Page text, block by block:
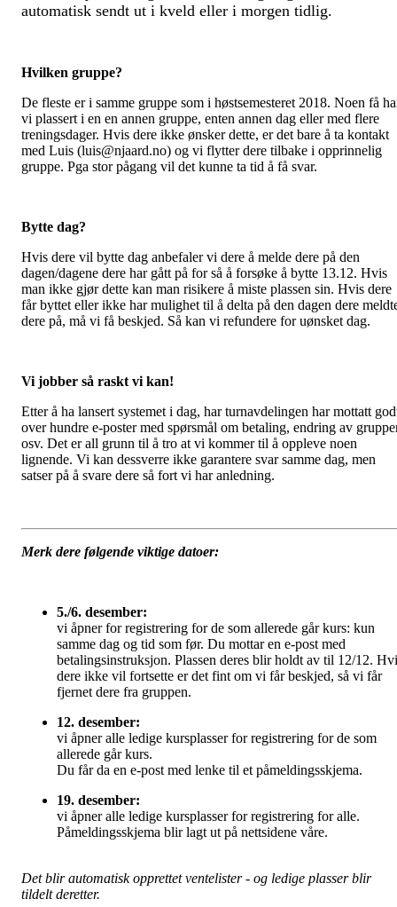
automatisk sendt ut i kveld eller i morgen tidlig.
Hvilken gruppe?
De fleste er i samme gruppe som i høstsemesteret 2018. Noen få
vi plassert i en en annen gruppe, enten annen dag eller med flere
treningsdager. Hvis dere ikke ønsker dette, er det bare å ta kontakt
med Luis (luis@njaard.no) og vi flytter dere tilbake i opprinnelig
gruppe. Pga stor pågang vil det kunne ta tid å få svar.
Bytte dag?
Hvis dere vil bytte dag anbefaler vi dere å melde dere på den
dagen/dagene dere har gått på for så å forsøke å bytte 13.12. Hvis
man ikke gjør dette kan man risikere å miste plassen sin. Hvis dere
får byttet eller ikke har mulighet til å delta på den dagen dere
dere på, må vi få beskjed. Så kan vi refundere for uønsket dag.
Vi jobber så raskt vi kan!
Etter å ha lansert systemet i dag, har turnavdelingen har mottatt
over hundre e-poster med spørsmål om betaling, endring av
osv. Det er all grunn til å tro at vi kommer til å oppleve noen
lignende. Vi kan dessverre ikke garantere svar samme dag, men
satser på å svare dere så fort vi har anledning.
Merk dere følgende viktige datoer:
5./6. desember:
vi åpner for registrering for de som allerede går kurs: kun
samme dag og tid som før. Du mottar en e-post med
betalingsinstruksjon. Plassen deres blir holdt av til 12/12.
dere ikke vil fortsette er det fint om vi får beskjed, så vi får
fjernet dere fra gruppen.
12. desember:
vi åpner alle ledige kursplasser for registrering for de som
allerede går kurs.
Du får da en e-post med lenke til et påmeldingsskjema.
19. desember:
vi åpner alle ledige kursplasser for registrering for alle.
Påmeldingsskjema blir lagt ut på nettsidene våre.
Det blir automatisk opprettet ventelister - og ledige plasser blir
tildelt deretter.